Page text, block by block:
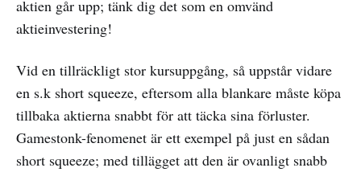
aktien går upp; tänk dig det som en omvänd
aktieinvestering!
Vid en tillräckligt stor kursuppgång, så uppstår vidare
en s.k short squeeze, eftersom alla blankare måste köpa
tillbaka aktierna snabbt för att täcka sina förluster.
Gamestonk-fenomenet är ett exempel på just en sådan
short squeeze; med tillägget att den är ovanligt snabb